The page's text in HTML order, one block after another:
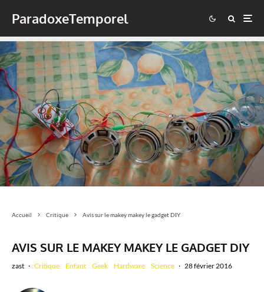
ParadoxeTemporel
Accueil Critique Avis sur le makey makey le gadget DIY
AVIS SUR LE MAKEY MAKEY LE GADGET DIY
zast · Critique Enfant Geek Hardware Science · 28 février 2016